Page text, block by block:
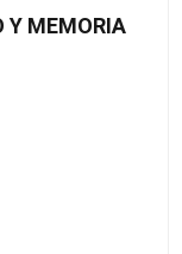
Y MEMORIA